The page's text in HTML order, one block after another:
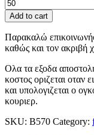
Add to cart
Παρακαλώ
καθώς και τον ακριβή
Ολα τα εξοδα
κοστος οριζεται οταν
και υπολογιζεται ο
κουριερ.
SKU: B570 Category: